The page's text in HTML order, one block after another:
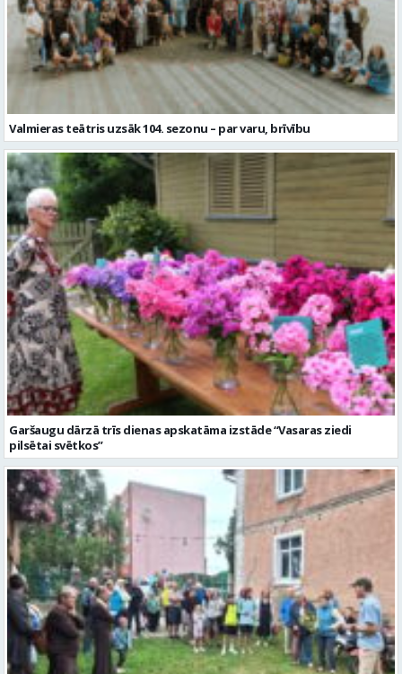
Valmieras teātris uzsāk 104. sezonu – par varu, brīvību
Garšaugu dārzā trīs dienas apskatāma izstāde “Vasaras ziedi
pilsētai svētkos”